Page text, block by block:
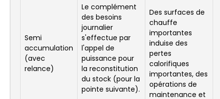
Semi
accumulation
(avec
relance)
Le complément
des besoins
journalier
s'effectue par
l'appel de
puissance pour
la reconstitution
du stock (pour la
pointe suivante).
Des surfaces de
chauffe
importantes
induise des
pertes
calorifiques
importantes, des
opérations de
maintenance et